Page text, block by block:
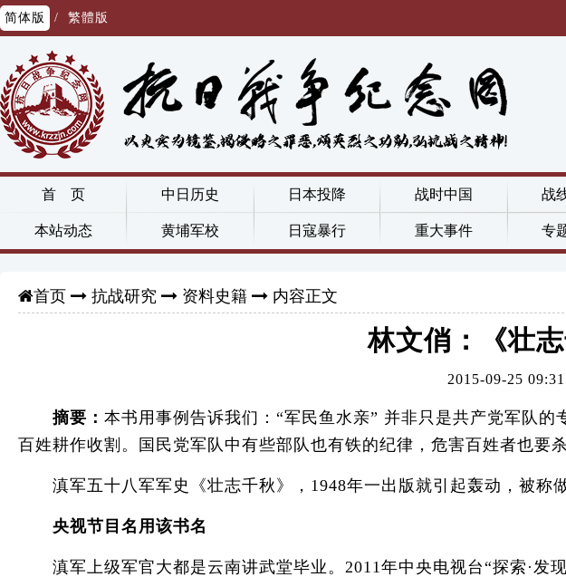
简体版 / 繁體版
首 页 中日历史 日本投降 战时中国 战
本站动态 黄埔军校 日寇暴行 重大事件 专
首页 抗战研究 资料史籍 内容正文
林文俏：《壮
2015-09-25
摘要： 本书用事例告诉我们：“军民鱼水亲” 并非只是共产党军队
百姓耕作收割。国民党军队中有些部队也有铁的纪律，危害百姓者也要杀
滇军五十八军军史《壮志千秋》，1948年一出版就引起轰动，被称
央视节目名用该书名
滇军上级军官大都是云南讲武堂毕业。2011年中央电视台“探索·发